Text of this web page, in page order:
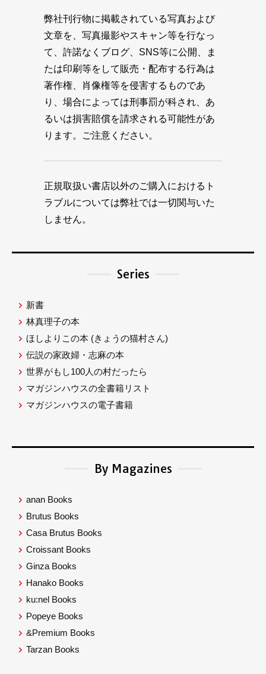
弊社刊行物に掲載されている写真および
文章を、写真撮影やスキャン等を行なっ
て、許諾なくブログ、SNS等に公開、ま
たは印刷等をして販売・配布する行為は
著作権、肖像権等を侵害するものであ
り、場合によっては刑事罰が科され、あ
るいは損害賠償を請求される可能性があ
ります。ご注意ください。
正規取扱い書店以外のご購入におけるト
ラブルについては弊社では一切関与いた
しません。
Series
新書
林真理子の本
ほしよりこの本 (きょうの猫村さん)
伝説の家政婦・志麻の本
世界がもし100人の村だったら
マガジンハウスの全書籍リスト
マガジンハウスの電子書籍
By Magazines
anan Books
Brutus Books
Casa Brutus Books
Croissant Books
Ginza Books
Hanako Books
ku:nel Books
Popeye Books
&Premium Books
Tarzan Books